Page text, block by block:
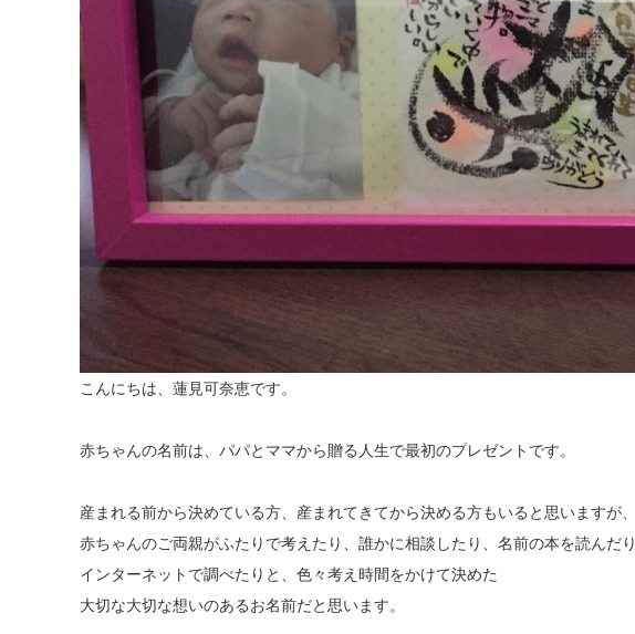
こんにちは、蓮見可奈恵です。
赤ちゃんの名前は、パパとママから贈る人生で最初のプレゼントです。
産まれる前から決めている方、産まれてきてから決める方もいると思いますが、
赤ちゃんのご両親がふたりで考えたり、誰かに相談したり、名前の本を読んだり
インターネットで調べたりと、色々考え時間をかけて決めた
大切な大切な想いのあるお名前だと思います。